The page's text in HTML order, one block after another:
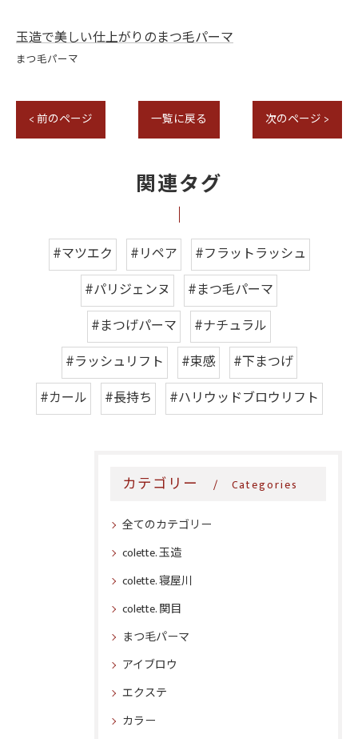
玉造で美しい仕上がりのまつ毛パーマ
まつ毛パーマ
< 前のページ 一覧に戻る 次のページ >
関連タグ
#マツエク #リペア
#フラットラッシュ
#パリジェンヌ
#まつ毛パーマ
#まつげパーマ
#ナチュラル
#ラッシュリフト
#束感
#下まつげ
#カール
#長持ち #ハリウッドブロウリフト
カテゴリー Categories
全てのカテゴリー
colette. 玉造
colette. 寝屋川
colette. 関目
まつ毛パーマ
アイブロウ
エクステ
カラー